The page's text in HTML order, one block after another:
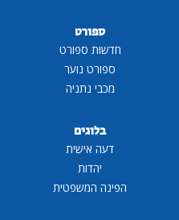
ספורט
חדשות ספורט
ספורט נוער
מכבי נתניה
בלוגים
דעה אישית
יהדות
הפינה המשפטית